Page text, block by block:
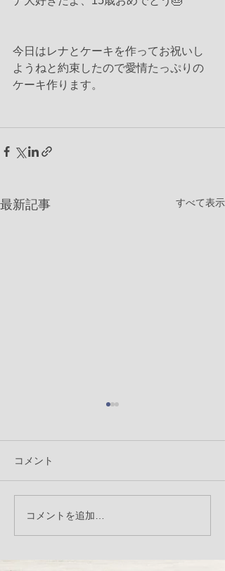
今日はレナとケーキを作ってお祝いし
ようねと約束したので愛情たっぷりの
ケーキ作ります。
最新記事 すべて表示
LandyLandey リネンシリ
ーズ受注会のお知らせ
コメント
コメントを追加…